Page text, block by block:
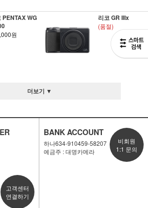
PENTAX WG
원
리코 GR IIIx
(품절)
더보기 ▼
고객센터
연결하기
BANK ACCOUNT
하나634-910459-58207
예금주 : 대명카메라
비회원
1:1 문의